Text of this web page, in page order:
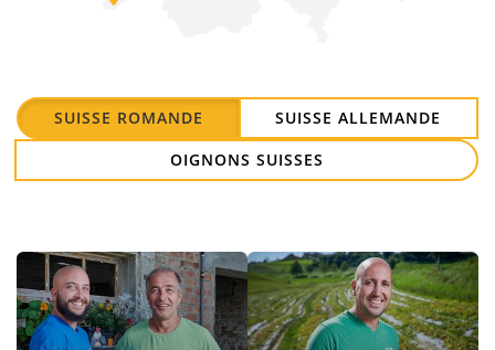
SUISSE ROMANDE
SUISSE ALLEMANDE
OIGNONS SUISSES